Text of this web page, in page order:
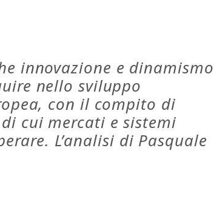
innovazione e dinamismo
nello sviluppo
con il compito di
cui mercati e sistemi
L’analisi di Pasquale